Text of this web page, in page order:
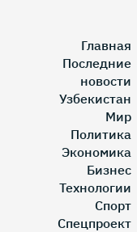
Главная
Последние
новости
Узбекистан
Мир
Политика
Экономика
Бизнес
Технологии
Спорт
Спецпроект